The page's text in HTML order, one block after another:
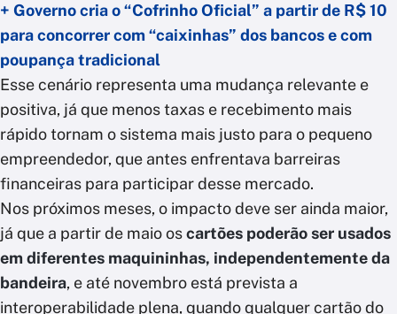
+ Governo cria o “Cofrinho Oficial” a partir de R$ 10
para concorrer com “caixinhas” dos bancos e com
poupança tradicional
Esse cenário representa uma mudança relevante e
positiva, já que menos taxas e recebimento mais
rápido tornam o sistema mais justo para o pequeno
empreendedor, que antes enfrentava barreiras
financeiras para participar desse mercado.
Nos próximos meses, o impacto deve ser ainda maior,
já que a partir de maio oscartões poderão ser usados
em diferentes maquininhas, independentemente da
bandeira, e até novembro está prevista a
interoperabilidade plena, quando qualquer cartão do